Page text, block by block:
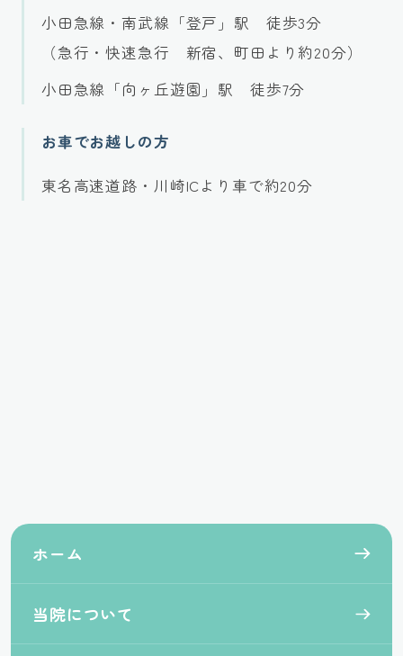
小田急線・南武線「登戸」駅 徒歩3分
（急行・快速急行 新宿、町田より約20分）
小田急線「向ヶ丘遊園」駅 徒歩7分
お車でお越しの方
東名高速道路・川崎ICより車で約20分
ホーム
当院について